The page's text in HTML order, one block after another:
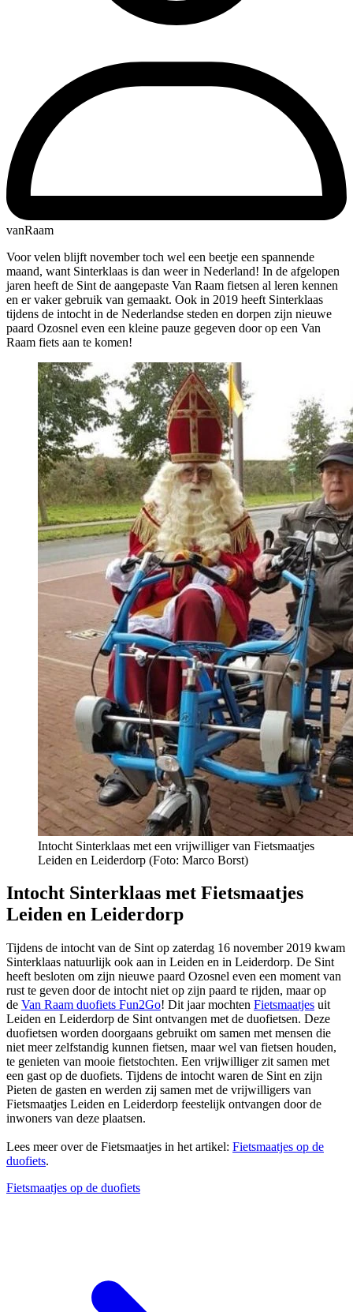
vanRaam
Voor velen blijft november toch wel een beetje een spannende
maand, want Sinterklaas is dan weer in Nederland! In de afgelopen
jaren heeft de Sint de aangepaste Van Raam fietsen al leren kennen
en er vaker gebruik van gemaakt. Ook in 2019 heeft Sinterklaas
tijdens de intocht in de Nederlandse steden en dorpen zijn nieuwe
paard Ozosnel even een kleine pauze gegeven door op een Van
Raam fiets aan te komen!
Intocht Sinterklaas met een vrijwilliger van Fietsmaatjes
Leiden en Leiderdorp (Foto: Marco Borst)
Intocht Sinterklaas met Fietsmaatjes
Leiden en Leiderdorp
Tijdens de intocht van de Sint op zaterdag 16 november 2019 kwam
Sinterklaas natuurlijk ook aan in Leiden en in Leiderdorp. De Sint
heeft besloten om zijn nieuwe paard Ozosnel even een moment van
rust te geven door de intocht niet op zijn paard te rijden, maar op
de Van Raam duofiets Fun2Go! Dit jaar mochten Fietsmaatjes uit
Leiden en Leiderdorp de Sint ontvangen met de duofietsen. Deze
duofietsen worden doorgaans gebruikt om samen met mensen die
niet meer zelfstandig kunnen fietsen, maar wel van fietsen houden,
te genieten van mooie fietstochten. Een vrijwilliger zit samen met
een gast op de duofiets. Tijdens de intocht waren de Sint en zijn
Pieten de gasten en werden zij samen met de vrijwilligers van
Fietsmaatjes Leiden en Leiderdorp feestelijk ontvangen door de
inwoners van deze plaatsen.
Lees meer over de Fietsmaatjes in het artikel: Fietsmaatjes op de
duofiets.
Fietsmaatjes op de duofiets